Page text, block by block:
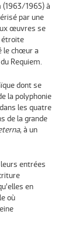
(1963/1965) à
par une
œuvres se
étroite
le chœur a
Requiem.
dont se
la polyphonie
les quatre
de la grande
, à un
entrées
en
où